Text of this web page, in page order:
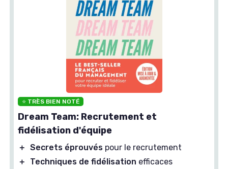
⭐ TRÈS BIEN NOTÉ
Dream Team: Recrutement et
fidélisation d'équipe
＋ Secrets éprouvés pour le recrutement
＋
Techniques de fidélisation efficaces